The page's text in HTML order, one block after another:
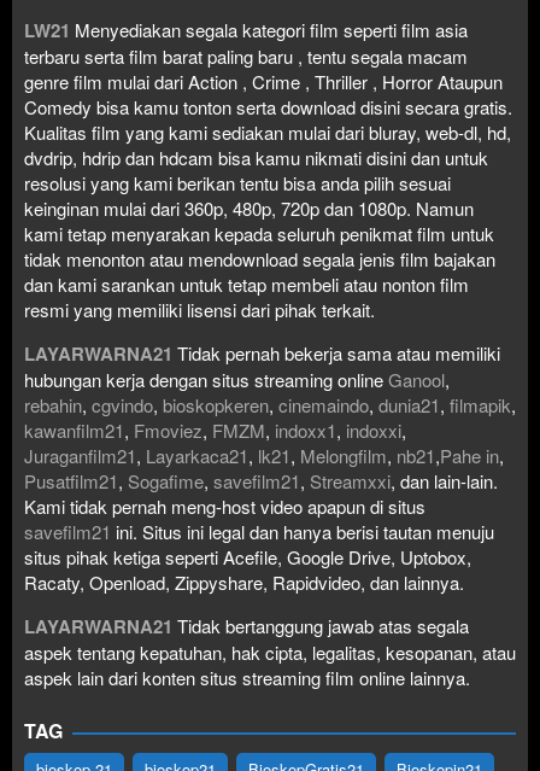
LW21 Menyediakan segala kategori film seperti film asia
terbaru serta film barat paling baru , tentu segala macam
genre film mulai dari Action , Crime , Thriller , Horror Ataupun
Comedy bisa kamu tonton serta download disini secara gratis.
Kualitas film yang kami sediakan mulai dari bluray, web-dl, hd,
dvdrip, hdrip dan hdcam bisa kamu nikmati disini dan untuk
resolusi yang kami berikan tentu bisa anda pilih sesuai
keinginan mulai dari 360p, 480p, 720p dan 1080p. Namun
kami tetap menyarakan kepada seluruh penikmat film untuk
tidak menonton atau mendownload segala jenis film bajakan
dan kami sarankan untuk tetap membeli atau nonton film
resmi yang memiliki lisensi dari pihak terkait.
LAYARWARNA21 Tidak pernah bekerja sama atau memiliki
hubungan kerja dengan situs streaming onlineGanool,
rebahin, cgvindo, bioskopkeren, cinemaindo, dunia21, filmapik,
kawanfilm21, Fmoviez, FMZM, indoxx1, indoxxi,
Juraganfilm21, Layarkaca21, lk21, Melongfilm, nb21,Pahe in,
Pusatfilm21, Sogafime, savefilm21, Streamxxi, dan lain-lain.
Kami tidak pernah meng-host video apapun di situs
savefilm21 ini. Situs ini legal dan hanya berisi tautan menuju
situs pihak ketiga seperti Acefile, Google Drive, Uptobox,
Racaty, Openload, Zippyshare, Rapidvideo, dan lainnya.
LAYARWARNA21 Tidak bertanggung jawab atas segala
aspek tentang kepatuhan, hak cipta, legalitas, kesopanan, atau
aspek lain dari konten situs streaming film online lainnya.
TAG